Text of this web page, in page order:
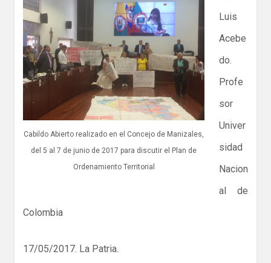
Cabildo Abierto realizado en el Concejo de Manizales,
del 5 al 7 de junio de 2017 para discutir el Plan de
Ordenamiento Territorial
Luis
Acebe
do.
Profe
sor
Univer
sidad
Nacion
al de
Colombia
17/05/2017. La Patria.